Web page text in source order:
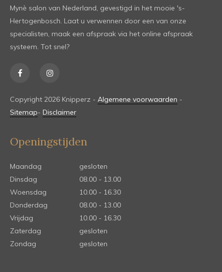
Mynè salon van Nederland, gevestigd in het mooie 's-
Hertogenbosch. Laat u verwennen door een van onze
specialisten, maak een afspraak via het online afspraak
systeem. Tot snel?
Copyright 2026 Knipperz - Algemene voorwaarden -
Sitemap- Disclaimer
Openingstijden
Maandag
gesloten
Dinsdag
08.00 - 13.00
Woensdag
10.00 - 16.30
Donderdag
08.00 - 13.00
Vrijdag
10.00 - 16.30
Zaterdag
gesloten
Zondag
gesloten